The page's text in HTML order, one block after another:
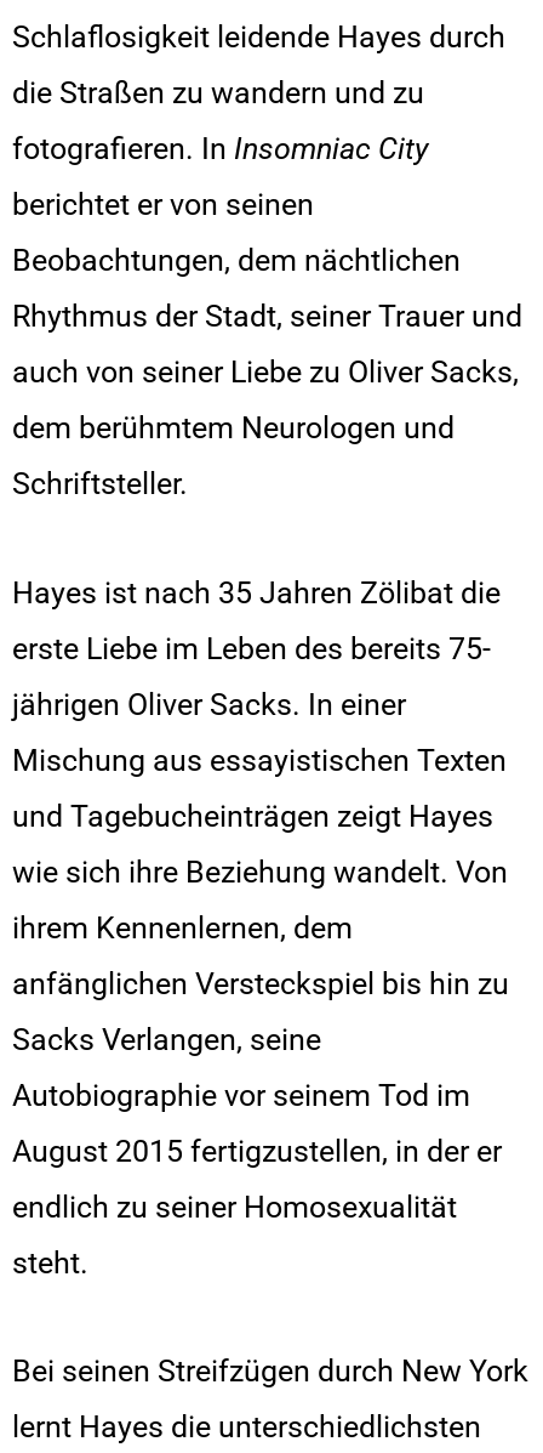
Schlaflosigkeit leidende Hayes durch
die Straßen zu wandern und zu
fotografieren. In Insomniac City
berichtet er von seinen
Beobachtungen, dem nächtlichen
Rhythmus der Stadt, seiner Trauer und
auch von seiner Liebe zu Oliver Sacks,
dem berühmtem Neurologen und
Schriftsteller.
Hayes ist nach 35 Jahren Zölibat die
erste Liebe im Leben des bereits 75-
jährigen Oliver Sacks. In einer
Mischung aus essayistischen Texten
und Tagebucheinträgen zeigt Hayes
wie sich ihre Beziehung wandelt. Von
ihrem Kennenlernen, dem
anfänglichen Versteckspiel bis hin zu
Sacks Verlangen, seine
Autobiographie vor seinem Tod im
August 2015 fertigzustellen, in der er
endlich zu seiner Homosexualität
steht.
Bei seinen Streifzügen durch New York
lernt Hayes die unterschiedlichsten